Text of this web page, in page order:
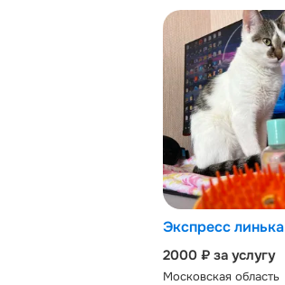
Экспресс линька
2000 ₽ за услугу
Московская область